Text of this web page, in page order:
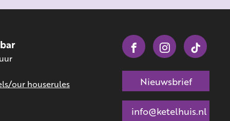
our houserules Nieuwsbrief
info@ketelhuis.nl